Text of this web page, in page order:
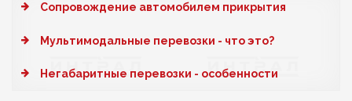
Cопровождение автомобилем прикрытия
Мультимодальные перевозки - что это?
Негабаритные перевозки - особенности